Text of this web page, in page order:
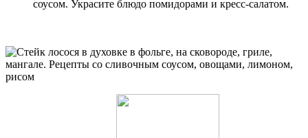
соусом. Украсите блюдо помидорами и кресс-салатом.